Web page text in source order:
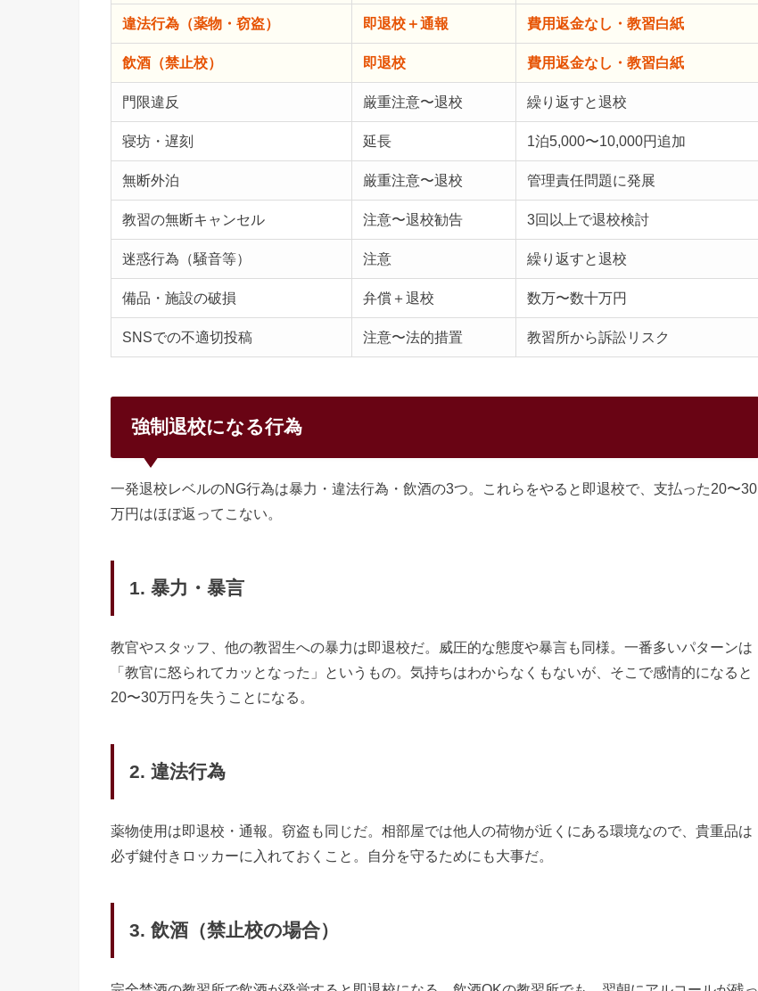
違法行為（薬物・窃盗） 即退校＋通報 費用返金なし・教習白紙
飲酒（禁止校） 即退校 費用返金なし・教習白紙
門限違反 厳重注意〜退校 繰り返すと退校
寝坊・遅刻 延長 1泊5,000〜10,000円追加
無断外泊 厳重注意〜退校 管理責任問題に発展
教習の無断キャンセル 注意〜退校勧告 3回以上で退校検討
迷惑行為（騒音等） 注意 繰り返すと退校
備品・施設の破損 弁償＋退校 数万〜数十万円
SNSでの不適切投稿 注意〜法的措置 教習所から訴訟リスク
強制退校になる行為
一発退校レベルのNG行為は暴力・違法行為・飲酒の3つ。これらをやると即退校で、支払った20〜30
万円はほぼ返ってこない。
1. 暴力・暴言
教官やスタッフ、他の教習生への暴力は即退校だ。威圧的な態度や暴言も同様。一番多いパターンは
「教官に怒られてカッとなった」というもの。気持ちはわからなくもないが、そこで感情的になると
20〜30万円を失うことになる。
2. 違法行為
薬物使用は即退校・通報。窃盗も同じだ。相部屋では他人の荷物が近くにある環境なので、貴重品は
必ず鍵付きロッカーに入れておくこと。自分を守るためにも大事だ。
3. 飲酒（禁止校の場合）